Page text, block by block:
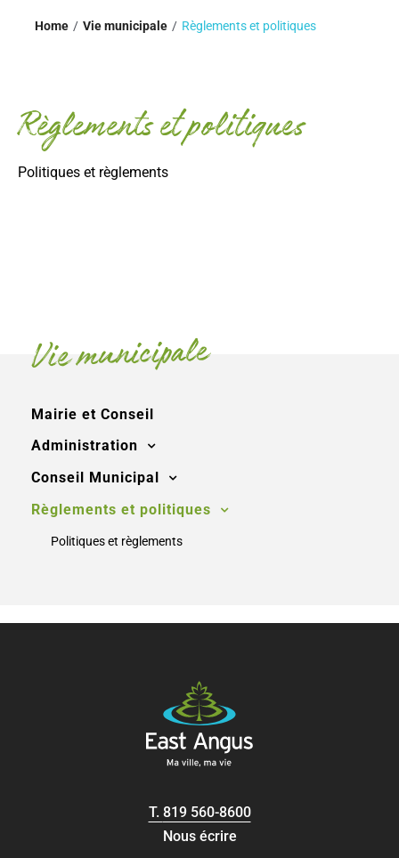
Home Vie municipale Règlements et politiques
Règlements et politiques
Politiques et règlements
Vie municipale
Mairie et Conseil
Administration
Conseil Municipal
Règlements et politiques
Politiques et règlements
T. 819 560-8600
Nous écrire